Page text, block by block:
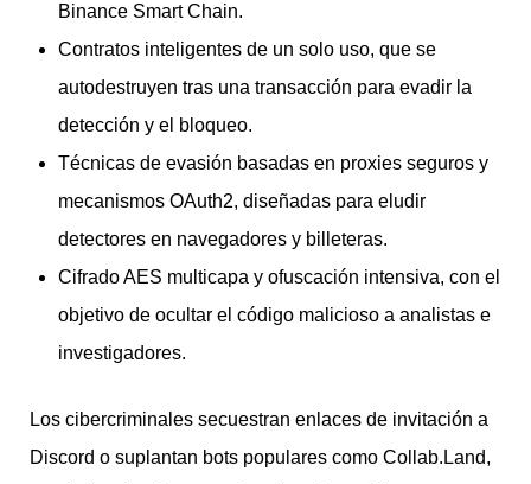
Binance Smart Chain.
Contratos inteligentes de un solo uso, que se
autodestruyen tras una transacción para evadir la
detección y el bloqueo.
Técnicas de evasión basadas en proxies seguros y
mecanismos OAuth2, diseñadas para eludir
detectores en navegadores y billeteras.
Cifrado AES multicapa y ofuscación intensiva, con el
objetivo de ocultar el código malicioso a analistas e
investigadores.
Los cibercriminales secuestran enlaces de invitación a
Discord o suplantan bots populares como Collab.Land,